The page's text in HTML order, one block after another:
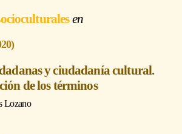
y ciudadanía cultural.
de los términos
Lozano